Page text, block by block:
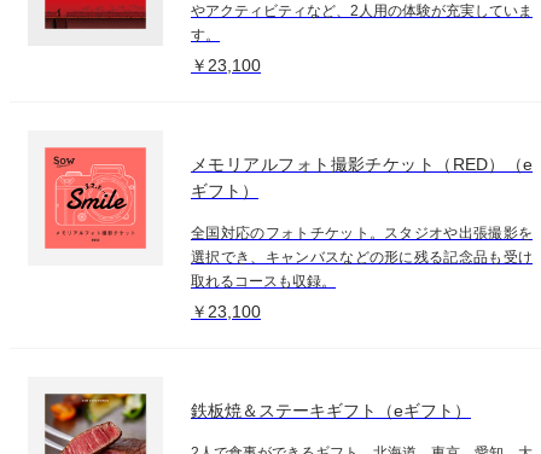
やアクティビティなど、2人用の体験が充実していま
す。
￥23,100
メモリアルフォト撮影チケット（RED）（e
ギフト）
全国対応のフォトチケット。スタジオや出張撮影を
選択でき、キャンバスなどの形に残る記念品も受け
取れるコースも収録。
￥23,100
鉄板焼＆ステーキギフト（eギフト）